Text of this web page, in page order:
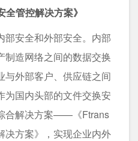
全管控解决方案》
部安全和外部安全。内部
制造网络之间的数据交换
与外部客户、供应链之间
为国内头部的文件交换安
合解决方案——《Ftrans
决方案》，实现企业内外